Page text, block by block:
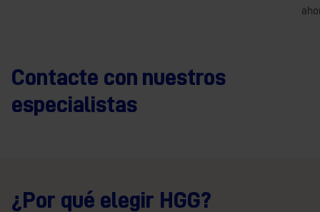
Contacte con nuestros
especialistas
¿Por qué elegir HGG?